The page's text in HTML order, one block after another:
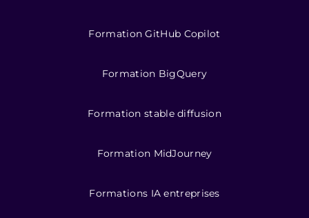
Formation GitHub Copilot
Formation BigQuery
Formation stable diffusion
Formation MidJourney
Formations IA entreprises